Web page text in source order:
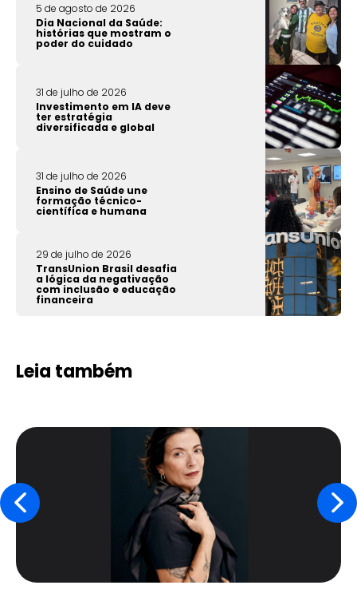
5 de agosto de 2026
Dia Nacional da Saúde:
histórias que mostram o
poder do cuidado
31 de julho de 2026
Investimento em IA deve
ter estratégia
diversificada e global
31 de julho de 2026
Ensino de Saúde une
formação técnico-
científica e humana
29 de julho de 2026
TransUnion Brasil desafia
a lógica da negativação
com inclusão e educação
financeira
Leia também